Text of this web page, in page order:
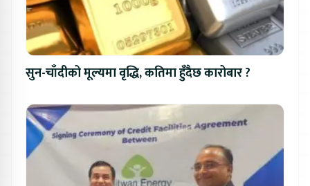
सुन-चाँदीको मूल्यमा वृद्धि, कतिमा हुँदैछ कारोबार ?